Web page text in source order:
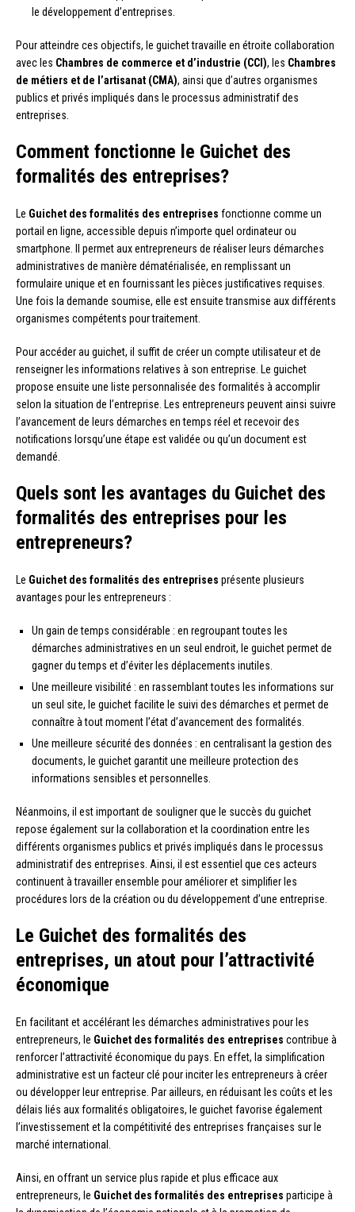
le développement d’entreprises.
Pour atteindre ces objectifs, le guichet travaille en étroite collaboration
avec les Chambres de commerce et d’industrie (CCI), les Chambres
de métiers et de l’artisanat (CMA), ainsi que d’autres organismes
publics et privés impliqués dans le processus administratif des
entreprises.
Comment fonctionne le Guichet des
formalités des entreprises?
Le Guichet des formalités des entreprises fonctionne comme un
portail en ligne, accessible depuis n’importe quel ordinateur ou
smartphone. Il permet aux entrepreneurs de réaliser leurs démarches
administratives de manière dématérialisée, en remplissant un
formulaire unique et en fournissant les pièces justificatives requises.
Une fois la demande soumise, elle est ensuite transmise aux différents
organismes compétents pour traitement.
Pour accéder au guichet, il suffit de créer un compte utilisateur et de
renseigner les informations relatives à son entreprise. Le guichet
propose ensuite une liste personnalisée des formalités à accomplir
selon la situation de l’entreprise. Les entrepreneurs peuvent ainsi suivre
l’avancement de leurs démarches en temps réel et recevoir des
notifications lorsqu’une étape est validée ou qu’un document est
demandé.
Quels sont les avantages du Guichet des
formalités des entreprises pour les
entrepreneurs?
Le Guichet des formalités des entreprises présente plusieurs
avantages pour les entrepreneurs :
Un gain de temps considérable : en regroupant toutes les
démarches administratives en un seul endroit, le guichet permet de
gagner du temps et d’éviter les déplacements inutiles.
Une meilleure visibilité : en rassemblant toutes les informations sur
un seul site, le guichet facilite le suivi des démarches et permet de
connaître à tout moment l’état d’avancement des formalités.
Une meilleure sécurité des données : en centralisant la gestion des
documents, le guichet garantit une meilleure protection des
informations sensibles et personnelles.
Néanmoins, il est important de souligner que le succès du guichet
repose également sur la collaboration et la coordination entre les
différents organismes publics et privés impliqués dans le processus
administratif des entreprises. Ainsi, il est essentiel que ces acteurs
continuent à travailler ensemble pour améliorer et simplifier les
procédures lors de la création ou du développement d’une entreprise.
Le Guichet des formalités des
entreprises, un atout pour l’attractivité
économique
En facilitant et accélérant les démarches administratives pour les
entrepreneurs, le Guichet des formalités des entreprises contribue à
renforcer l’attractivité économique du pays. En effet, la simplification
administrative est un facteur clé pour inciter les entrepreneurs à créer
ou développer leur entreprise. Par ailleurs, en réduisant les coûts et les
délais liés aux formalités obligatoires, le guichet favorise également
l’investissement et la compétitivité des entreprises françaises sur le
marché international.
Ainsi, en offrant un service plus rapide et plus efficace aux
entrepreneurs, le Guichet des formalités des entreprises participe à